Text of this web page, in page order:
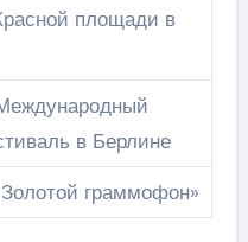
площади в
в Берлине
граммофон»